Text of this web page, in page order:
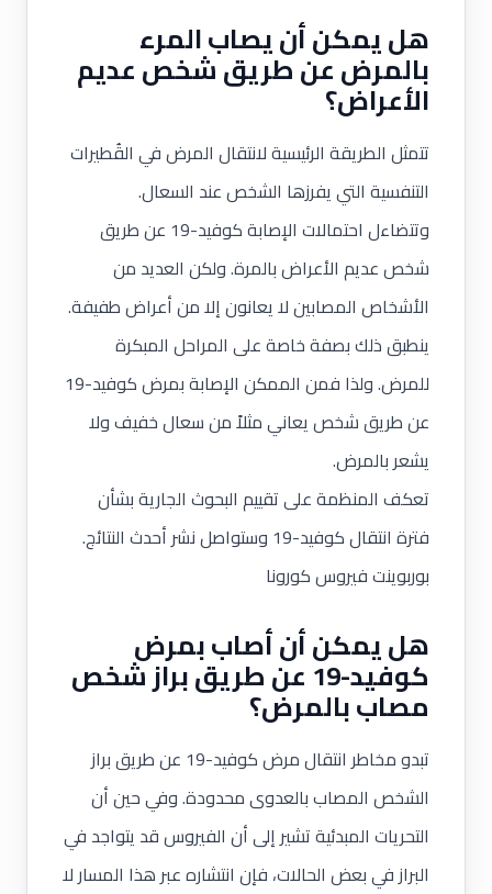
هل يمكن أن يصاب المرء
بالمرض عن طريق شخص عديم
الأعراض؟
تتمثل الطريقة الرئيسية لانتقال المرض في القُطيرات
التنفسية التي يفرزها الشخص عند السعال.
وتتضاءل احتمالات الإصابة كوفيد-19 عن طريق
شخص عديم الأعراض بالمرة. ولكن العديد من
الأشخاص المصابين لا يعانون إلا من أعراض طفيفة.
ينطبق ذلك بصفة خاصة على المراحل المبكرة
للمرض. ولذا فمن الممكن الإصابة بمرض كوفيد-19
عن طريق شخص يعاني مثلاً من سعال خفيف ولا
يشعر بالمرض.
تعكف المنظمة على تقييم البحوث الجارية بشأن
فترة انتقال كوفيد-19 وستواصل نشر أحدث النتائج.
بوربوينت فيروس كورونا
هل يمكن أن أصاب بمرض
كوفيد-19 عن طريق براز شخص
مصاب بالمرض؟
تبدو مخاطر انتقال مرض كوفيد-19 عن طريق براز
الشخص المصاب بالعدوى محدودة. وفي حين أن
التحريات المبدئية تشير إلى أن الفيروس قد يتواجد في
البراز في بعض الحالات، فإن انتشاره عبر هذا المسار لا